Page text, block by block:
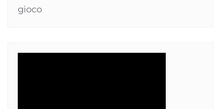
gioco